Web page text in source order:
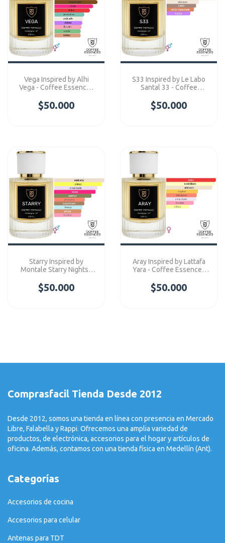
Vega Inspired by Alhi
Vega - Coffee Essences
$50.000
S33 Inspired by Le Labo
Santal 33 - Coffee
$50.000
Starry Inspired by
Montale Starry Nights -
Concentre
$50.000
Aray Inspired by Lattafa
Yara - Coffee Essences
$50.000
Comprasfacil Tienda Desde 2012
Desde 2012, somos una tienda en línea con presencia en Mercado
Libre, Falabella y Rappi. Ofrecemos una amplia variedad de
productos, de electrónica, accesorios para el hogar y artículos de
oficina. Además, contamos con una tienda física en Medellín (Ant).
Categorías
Accesorios de cocina
Accesorios para celular
Antenas para TDT